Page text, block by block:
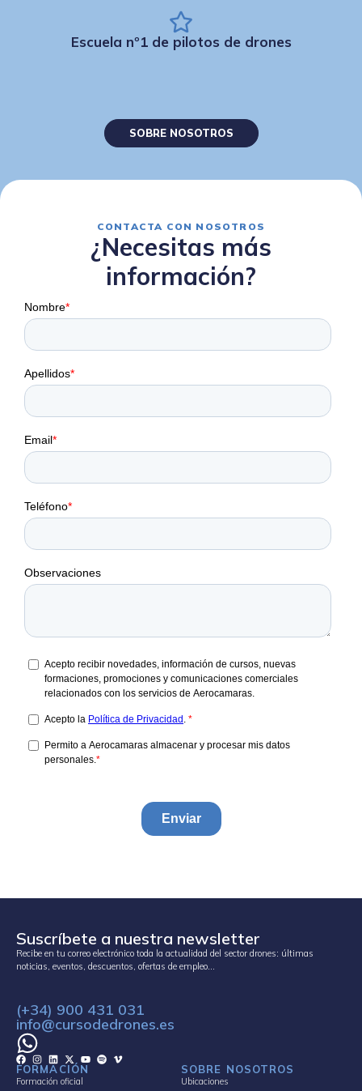
Escuela nº1 de pilotos de drones
SOBRE NOSOTROS
CONTACTA CON NOSOTROS
¿Necesitas más
información?
Suscríbete a nuestra newsletter
Recibe en tu correo electrónico toda la actualidad del sector drones: últimas
noticias, eventos, descuentos, ofertas de empleo…
(+34) 900 431 031
info@cursodedrones.es
FORMACIÓN
Formación oficial
SOBRE NOSOTROS
Ubicaciones